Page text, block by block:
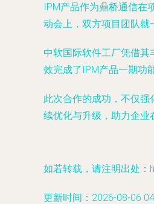
IPM产品作为鼎桥通信在
动会上，双方项目团队就
中软国际软件工厂凭借
效完成了IPM产品一期功
此次合作的成功，不仅
续优化与升级，助力企业
如若转载，请注明出处
更新时间：2026-08-06